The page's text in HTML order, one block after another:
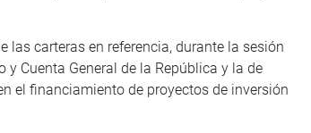
las carteras en referencia, durante la sesión
Cuenta General de la República y la de
el financiamiento de proyectos de inversión